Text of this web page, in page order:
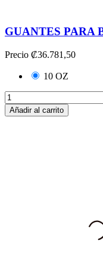
GUANTES PARA
Precio ₡36.781,50
10 OZ
Añadir al carrito